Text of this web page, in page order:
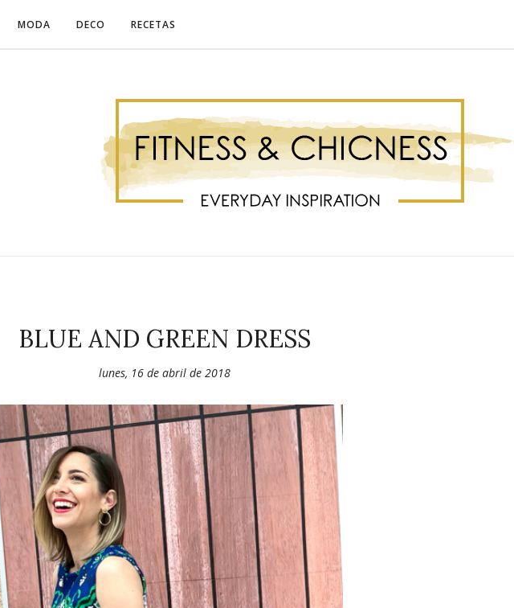
MODA DECO RECETAS
BLUE AND GREEN DRESS
lunes, 16 de abril de 2018